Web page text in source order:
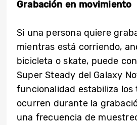
Grabación en movimiento
Si una persona quiere
mientras está corriendo,
bicicleta o skate, puede
Super Steady del Galaxy
funcionalidad estabiliza los
ocurren durante la
una frecuencia de